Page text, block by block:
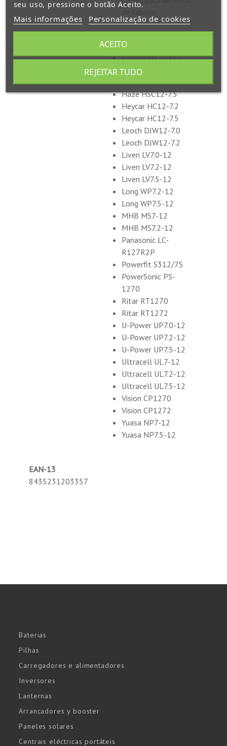
CSB GP1272
Fiamm FG 20721
Fiamm FG 20722
Haze HSC12-7
Haze HSC12-7.5
Heycar HC12-7.2
Heycar HC12-7.5
Leoch DJW12-7.0
Leoch DJW12-7.2
Liven LV7.0-12
Liven LV7.2-12
Liven LV7.5-12
Long WP7.2-12
Long WP7.5-12
MHB MS7-12
MHB MS7.2-12
Panasonic LC-
R127R2P
Powerfit S312/7S
PowerSonic PS-
1270
Ritar RT1270
Ritar RT1272
U-Power UP7.0-12
U-Power UP7.2-12
U-Power UP7.5-12
Ultracell UL7-12
Ultracell UL7.2-12
Ultracell UL7.5-12
Vision CP1270
Vision CP1272
Yuasa NP7-12
Yuasa NP7.5-12
EAN-13
8435231203357
Baterias
Pilhas
Carregadores e alimentadores
Inversores
Lanternas
Arrancadores y booster
Paneles solares
Centrais eléctricas portáteis
seu uso, pressione o botão Aceito.
Mais informações Personalização de cookies
REJEITAR TUDO
ACEITO